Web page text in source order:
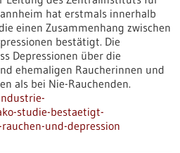
hat erstmals innerhalb
einen Zusammenhang zwischen
bestätigt. Die
Depressionen über die
ehemaligen Raucherinnen und
als bei Nie-Rauchenden.
studie-bestaetigt-
und-depression